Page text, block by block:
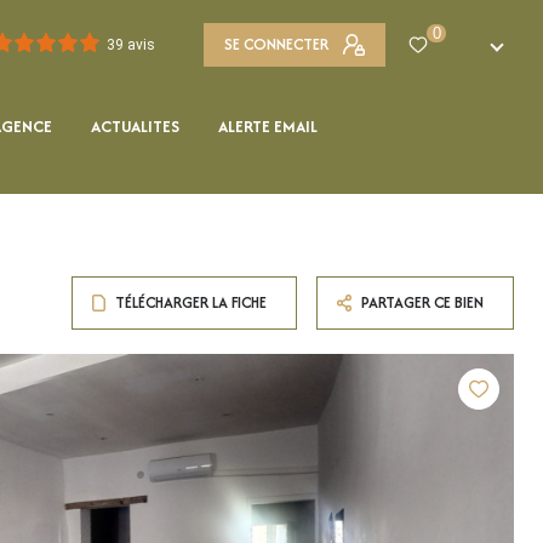
39 avis SE CONNECTER 0
ACTUALITES ALERTE EMAIL
TÉLÉCHARGER LA FICHE PARTAGER CE BIEN